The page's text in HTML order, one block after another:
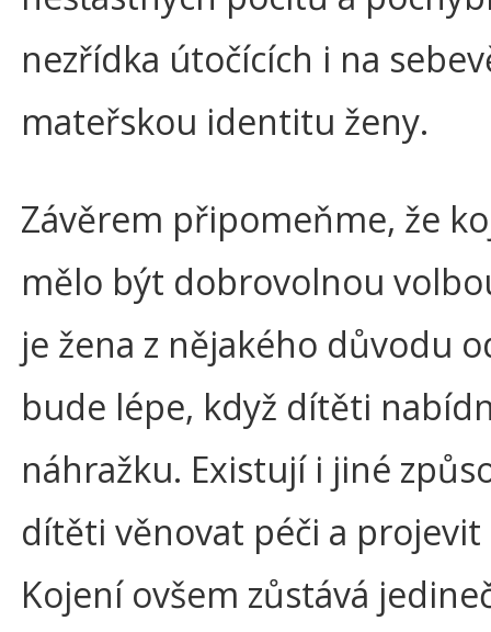
nezřídka útočících i na
mateřskou identitu ženy.
Závěrem připomeňme, že
mělo být dobrovolnou
je žena z nějakého důvodu
bude lépe, když dítěti
náhražku. Existují i jiné
dítěti věnovat péči a projevit
Kojení ovšem zůstává